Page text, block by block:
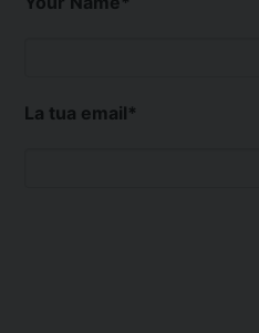
La tua email*